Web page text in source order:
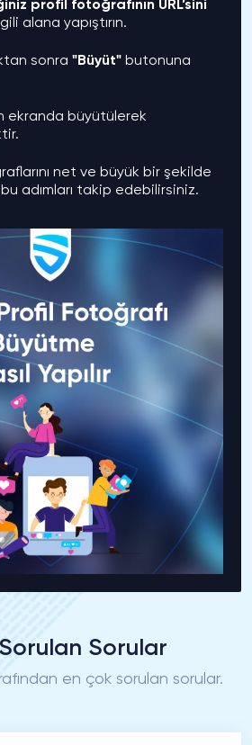
profil fotoğrafının URL’sini
alana yapıştırın.
sonra "Büyüt" butonuna
ekranda büyütülerek
net ve büyük bir şekilde
adımları takip edebilirsiniz.
Sorular
en çok sorulan sorular.